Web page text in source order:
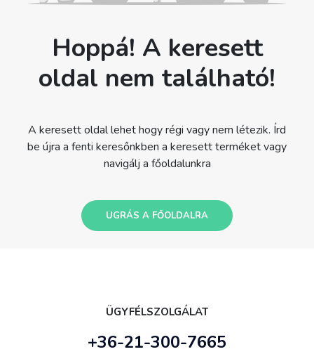
Hoppá! A keresett
oldal nem található!
A keresett oldal lehet hogy régi vagy nem létezik. Írd
be újra a fenti keresőnkben a keresett terméket vagy
navigálj a főoldalunkra
UGRÁS A FŐOLDALRA
ÜGYFÉLSZOLGÁLAT
+36-21-300-7665